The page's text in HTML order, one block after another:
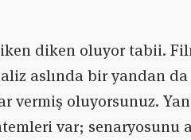
diken oluyor tabii.
aslında bir yandan da
vermiş oluyorsunuz.
var; senaryosunu